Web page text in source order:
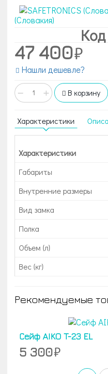
(Словакия)
47 400
Нашли дешевле?
− + В корзину
Характеристики
Характеристики
Габариты
Внутренние размеры
Вид замка
Полка
Объем (л)
Вес (кг)
Рекомендуемые
Сейф AIKO T-23 EL
5 300